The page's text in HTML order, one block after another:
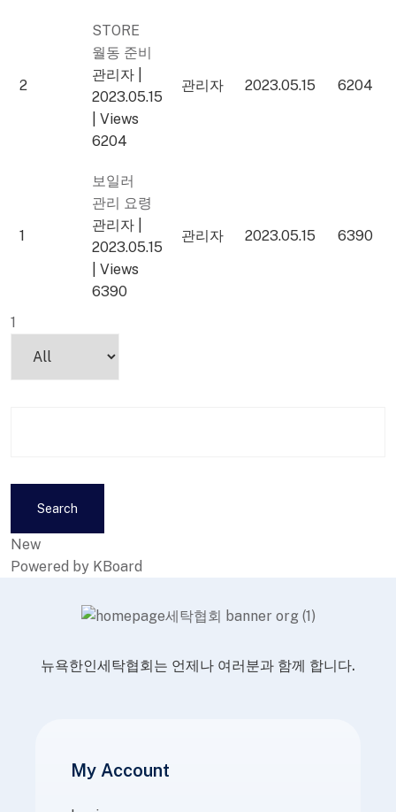
2
STORE
월동 준비
관리자
2023.05.15
Views
6204
관리자 2023.05.15 6204
1
보일러
관리 요령
관리자
2023.05.15
Views
6390
관리자 2023.05.15 6390
1
Search
New
Powered by KBoard
뉴욕한인세탁협회는 언제나 여러분과 함께 합니다.
My Account